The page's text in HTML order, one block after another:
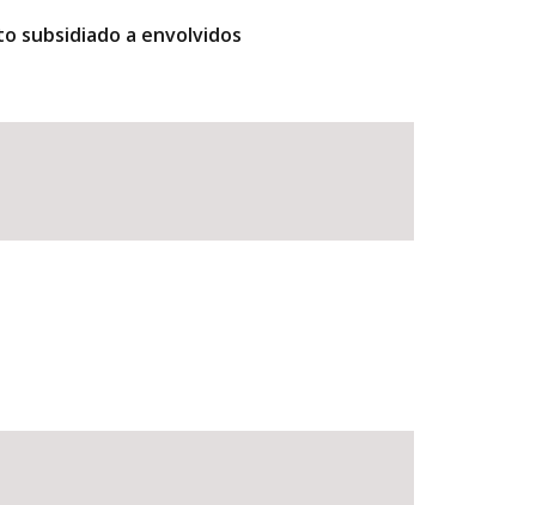
subsidiado a envolvidos